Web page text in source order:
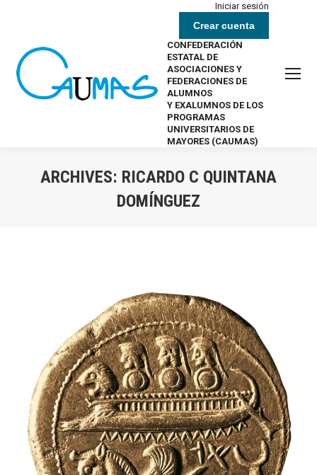
Iniciar sesión
Crear cuenta
CONFEDERACIÓN
ESTATAL DE
ASOCIACIONES Y
FEDERACIONES DE
ALUMNOS
Y EXALUMNOS DE LOS
PROGRAMAS
UNIVERSITARIOS DE
MAYORES (CAUMAS)
ARCHIVES: RICARDO C QUINTANA
DOMÍNGUEZ